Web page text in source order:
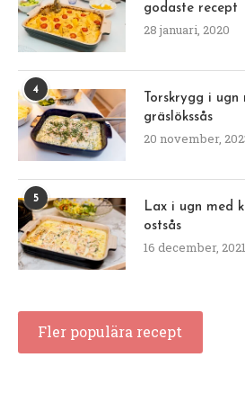
godaste recept
28 januari, 2020
4
Torskrygg i
gräslökssås
20 november,
5
Lax i ugn med
ostsås
16 december, 2021
Fler populära recept